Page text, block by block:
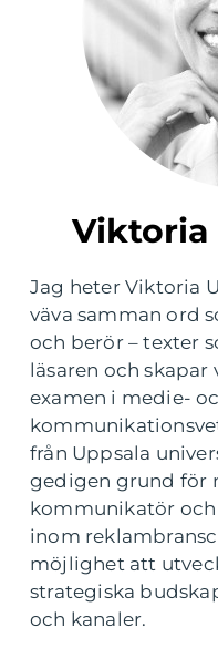
Jag heter Viktoria
väva samman ord
och berör – texter
läsaren och
examen i medie-
från Uppsala
gedigen grund för
kommunikatör
inom
möjlighet att
strategiska
och kanaler.